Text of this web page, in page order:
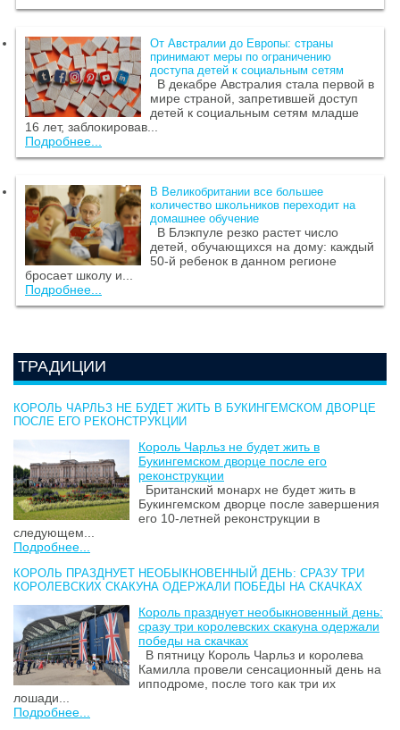
От Австралии до Европы: страны
принимают меры по ограничению
доступа детей к социальным сетям
В декабре Австралия стала первой в
мире страной, запретившей доступ
детей к социальным сетям младше
16 лет, заблокировав...
Подробнее...
В Великобритании все большее
количество школьников переходит на
домашнее обучение
В Блэкпуле резко растет число
детей, обучающихся на дому: каждый
50-й ребенок в данном регионе
бросает школу и...
Подробнее...
ТРАДИЦИИ
КОРОЛЬ ЧАРЛЬЗ НЕ БУДЕТ ЖИТЬ В БУКИНГЕМСКОМ ДВОРЦЕ
ПОСЛЕ ЕГО РЕКОНСТРУКЦИИ
Король Чарльз не будет жить в
Букингемском дворце после его
реконструкции
Британский монарх не будет жить в
Букингемском дворце после завершения
его 10-летней реконструкции в
следующем...
Подробнее...
КОРОЛЬ ПРАЗДНУЕТ НЕОБЫКНОВЕННЫЙ ДЕНЬ: СРАЗУ ТРИ
КОРОЛЕВСКИХ СКАКУНА ОДЕРЖАЛИ ПОБЕДЫ НА СКАЧКАХ
Король празднует необыкновенный день:
сразу три королевских скакуна одержали
победы на скачках
В пятницу Король Чарльз и королева
Камилла провели сенсационный день на
ипподроме, после того как три их
лошади...
Подробнее...